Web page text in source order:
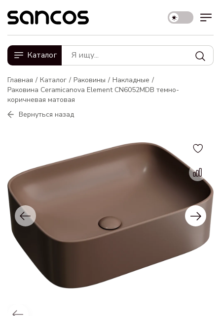
Каталог
Главная Каталог Раковины
Накладные
Раковина Ceramicanova Element CN6052MDB темно-
коричневая матовая
Вернуться назад